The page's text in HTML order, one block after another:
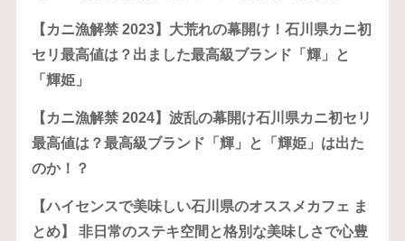
【カニ漁解禁 2023】大荒れの幕開け！石川県カニ初
セリ最高値は？出ました最高級ブランド「輝」と
「輝姫」
【カニ漁解禁 2024】波乱の幕開け石川県カニ初セリ
最高値は？最高級ブランド「輝」と「輝姫」は出た
のか！？
【ハイセンスで美味しい石川県のオススメカフェ ま
とめ】 非日常のステキ空間と格別な美味しさで心豊